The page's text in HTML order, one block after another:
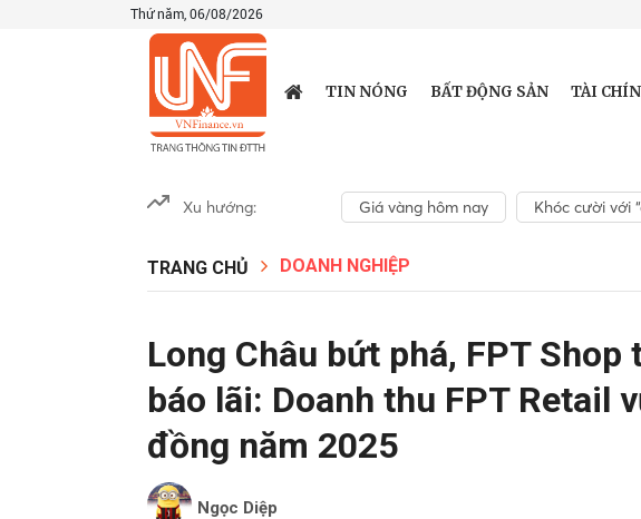
Thứ năm, 06/08/2026
TIN NÓNG BẤT ĐỘNG SẢN TÀI
Xu hướng: Giá vàng hôm nay Khóc cười với
TRANG CHỦ DOANH NGHIỆP
Long Châu bứt phá, FPT
báo lãi: Doanh thu FPT Retail
đồng năm 2025
Ngọc Diệp